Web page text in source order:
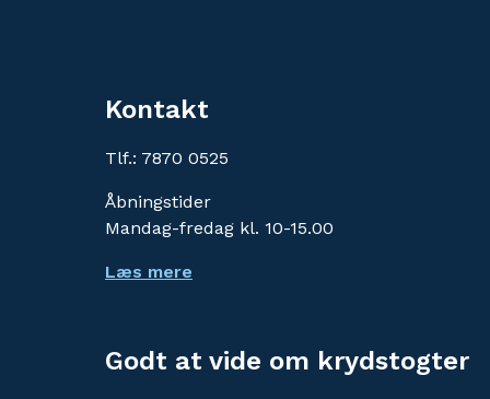
Kontakt
Tlf.: 7870 0525
Åbningstider
Mandag-fredag kl. 10-15.00
Læs mere
Godt at vide om krydstogter